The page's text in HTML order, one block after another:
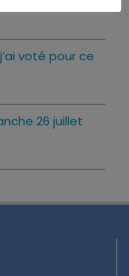
voté pour ce
26 juillet